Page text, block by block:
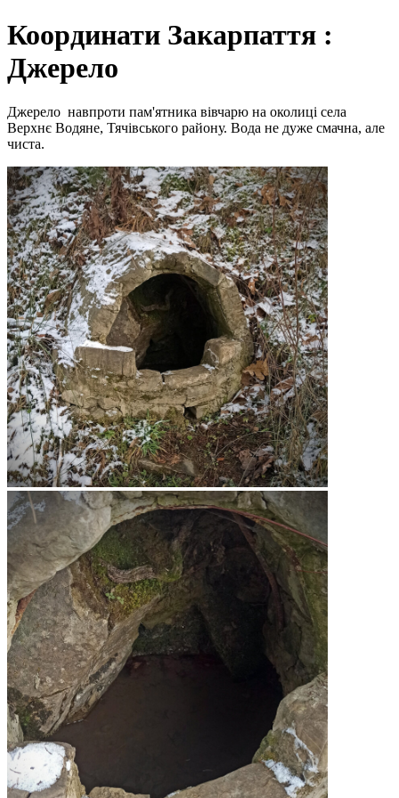
Координати Закарпаття :
Джерело
Джерело навпроти пам'ятника вівчарю на околиці села
Верхнє Водяне, Тячівського району. Вода не дуже смачна, але
чиста.